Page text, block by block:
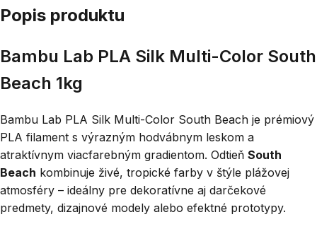
Popis produktu
Bambu Lab PLA Silk Multi-Color South
Beach 1kg
Bambu Lab PLA Silk Multi-Color South Beach je prémiový
PLA filament s výrazným hodvábnym leskom a
atraktívnym viacfarebným gradientom. Odtieň South
Beach kombinuje živé, tropické farby v štýle plážovej
atmosféry – ideálny pre dekoratívne aj darčekové
predmety, dizajnové modely alebo efektné prototypy.